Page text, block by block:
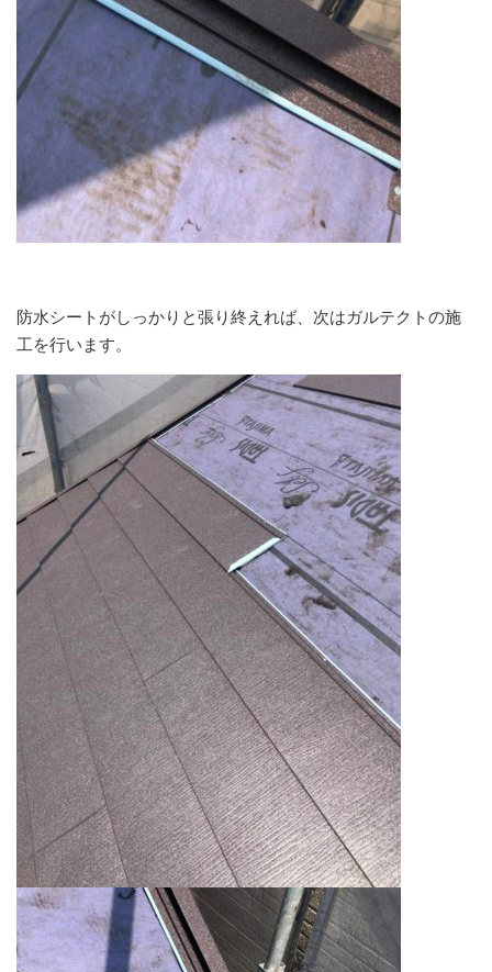
防水シートがしっかりと張り終えれば、次はガルテクトの施
工を行います。